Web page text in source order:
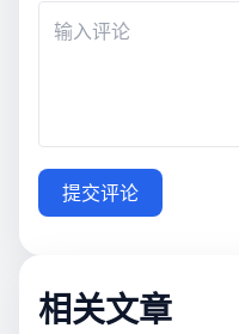
提交评论
相关文章